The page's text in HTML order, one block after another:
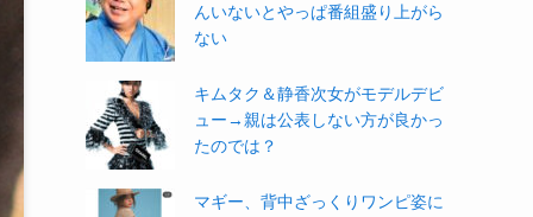
んいないとやっぱ番組盛り上がら
ない
キムタク＆静香次女がモデルデビ
ュー→親は公表しない方が良かっ
たのでは？
マギー、背中ざっくりワンピ姿に